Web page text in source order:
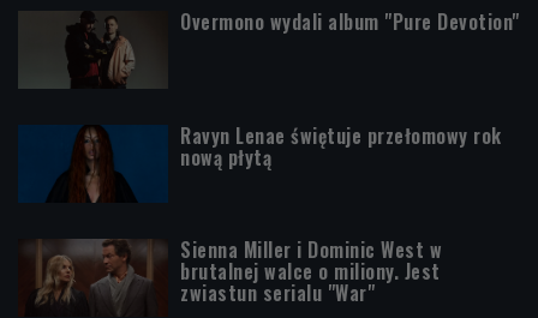
Overmono wydali album "Pure Devotion"
Ravyn Lenae świętuje przełomowy rok
nową płytą
Sienna Miller i Dominic West w
brutalnej walce o miliony. Jest
zwiastun serialu "War"